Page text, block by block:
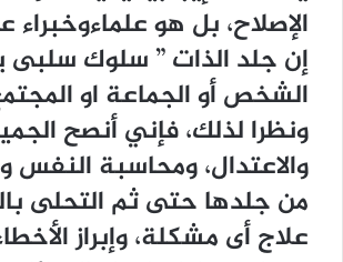
ﺍﻹﺻﻼﺡ، ﺑﻞ ﻫﻮ ﻋﻠﻤﺎﺀﻭﺧﺒﺮﺍﺀ
ﺇﻥ ﺟﻠﺪ ﺍﻟﺬﺍﺕ ” ﺳﻠﻮﻙ ﺳﻠﺒﻰ
ﺍﻟﺸﺨﺺ ﺃﻭ ﺍﻟﺠﻤﺎﻋﺔ ﺍﻭ
ﻭﻧﻈﺮﺍ ﻟﺬﻟﻚ، ﻓﺈﻧﻲ ﺃﻧﺼﺢ
ﻭﺍﻻﻋﺘﺪﺍﻝ، ﻭﻣﺤﺎﺳﺒﺔ ﺍﻟﻨﻔﺲ
ﻣﻦ ﺟﻠﺪﻫﺎ ﺣﺘﻰ ﺛﻢ ﺍﻟﺘﺤﻠﻰ
ﻋﻼﺝ ﺃﻯ ﻣﺸﻜﻠﺔ، ﻭﺇﺑﺮﺍﺯ